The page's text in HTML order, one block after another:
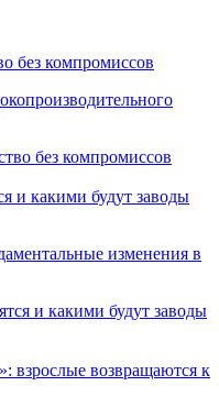
без компромиссов
и какими будут заводы
изменения в
взрослые возвращаются к